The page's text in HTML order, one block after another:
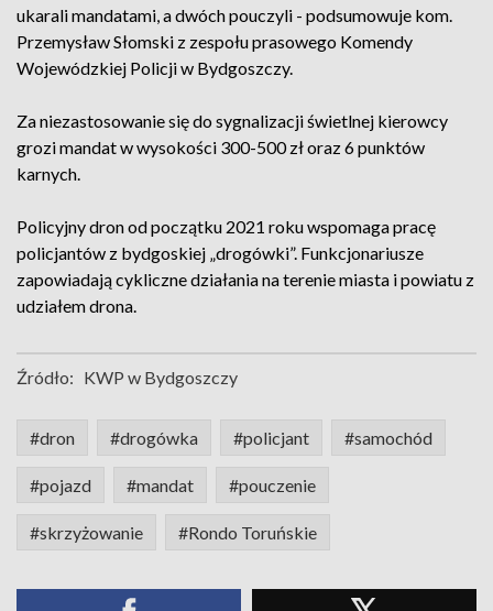
ukarali mandatami, a dwóch pouczyli - podsumowuje kom.
Przemysław Słomski z zespołu prasowego Komendy
Wojewódzkiej Policji w Bydgoszczy.
Za niezastosowanie się do sygnalizacji świetlnej kierowcy
grozi mandat w wysokości 300-500 zł oraz 6 punktów
karnych.
Policyjny dron od początku 2021 roku wspomaga pracę
policjantów z bydgoskiej „drogówki”. Funkcjonariusze
zapowiadają cykliczne działania na terenie miasta i powiatu z
udziałem drona.
Źródło: KWP w Bydgoszczy
#dron #drogówka #policjant #samochód
#pojazd #mandat #pouczenie
#skrzyżowanie #Rondo Toruńskie